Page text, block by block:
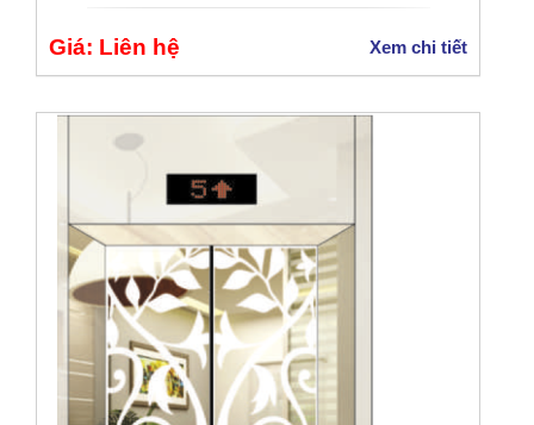
Giá: Liên hệ Xem chi tiết